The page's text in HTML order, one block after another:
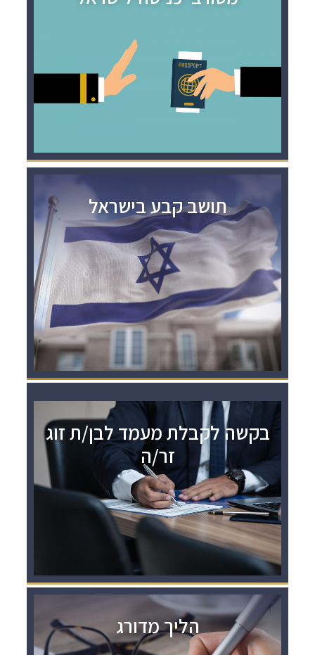
תושב קבע בישראל
בקשה לקבלת מעמד לבן/ת זוג
זר/ה
הליך מדורג